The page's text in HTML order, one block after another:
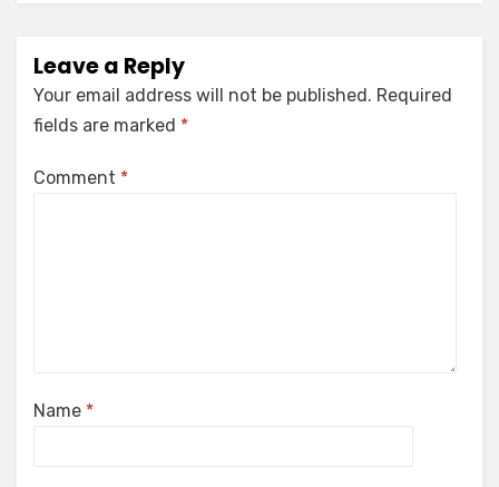
Leave a Reply
Your email address will not be published. Required
fields are marked *
Comment *
Name *